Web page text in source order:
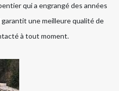
qui a engrangé des années
une meilleure qualité de
à tout moment.